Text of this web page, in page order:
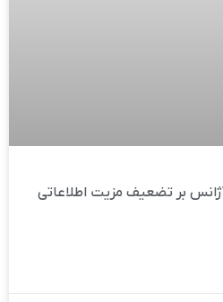
بر تضعیف مزیت اطلاعاتی